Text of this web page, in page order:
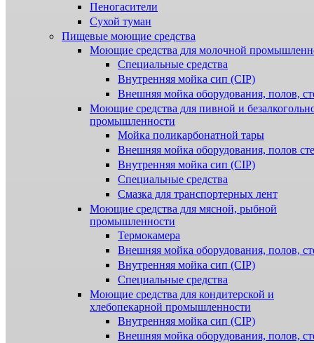
Пеногасители
Сухой туман
Пищевые моющие средства
Моющие средства для молочной
Специальные средства
Внутренняя мойка сип (CIP)
Внешняя мойка оборудования, полов,
Моющие средства для пивной и
промышленности
Мойка поликарбонатной тары
Внешняя мойка оборудования, полов
Внутренняя мойка сип (CIP)
Специальные средства
Смазка для транспортерных лент
Моющие средства для мясной, рыбной
промышленности
Термокамера
Внешняя мойка оборудования, полов,
Внутренняя мойка сип (CIP)
Специальные средства
Моющие средства для кондитерской и
хлебопекарной промышленности
Внутренняя мойка сип (CIP)
Внешняя мойка оборудования, полов,